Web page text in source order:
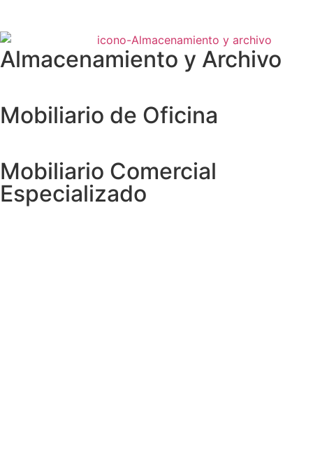
Almacenamiento y Archivo
Mobiliario de Oficina
Mobiliario Comercial
Especializado